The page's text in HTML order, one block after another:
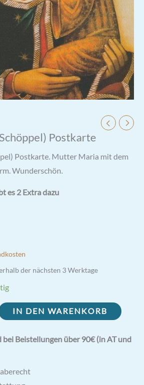
Postkarte
Postkarte. Mutter Maria mit dem
Wunderschön.
es 2 Extra dazu
der nächsten 3 Werktage
IN DEN WARENKORB
Beistellungen über 90€ (in AT und